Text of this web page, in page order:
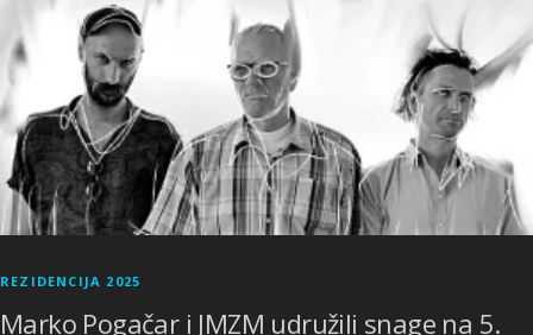
REZIDENCIJA 2025
Marko Pogačar i JMZM udružili snage na 5.